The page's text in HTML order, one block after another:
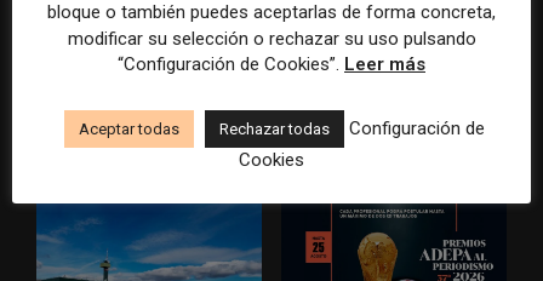
La Marea cierra 2025 con
superávit, pero su
euros
El Premio Gabo 2026
reconoce cinco historias de
sobre el poder, la memoria y
la violencia
bloque o también puedes aceptarlas de forma concreta,
modificar su selección o rechazar su uso pulsando
“Configuración de Cookies”. Leer más
Aceptar todas Rechazar todas
Configuración de
Cookies